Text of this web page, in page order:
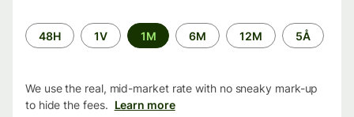
Time
period
48H 1V 1M 6M 12M 5Å
We use the real, mid-market rate with no sneaky mark-up
to hide the fees. Learn more